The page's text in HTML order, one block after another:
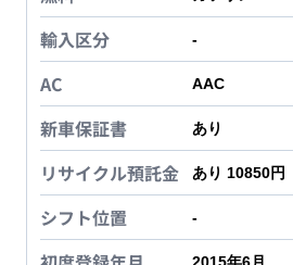
輸入区分 -
AC AAC
新車保証書 あり
リサイクル預託金 あり 10850円
シフト位置 -